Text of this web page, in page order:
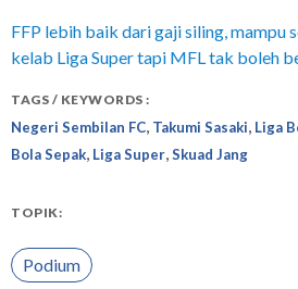
FFP lebih baik dari gaji siling, mampu
kelab Liga Super tapi MFL tak boleh
TAGS / KEYWORDS :
Negeri Sembilan FC, Takumi Sasaki, Liga
Bola Sepak, Liga Super,Skuad Jang
TOPIK:
Podium